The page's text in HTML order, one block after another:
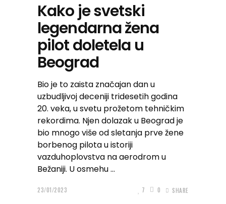
Kako je svetski
legendarna žena
pilot doletela u
Beograd
Bio je to zaista značajan dan u
uzbudljivoj deceniji tridesetih godina
20. veka, u svetu prožetom tehničkim
rekordima. Njen dolazak u Beograd je
bio mnogo više od sletanja prve žene
borbenog pilota u istoriji
vazduhoplovstva na aerodrom u
Bežaniji. U osmehu
23/01/2023 7 0 SHARE